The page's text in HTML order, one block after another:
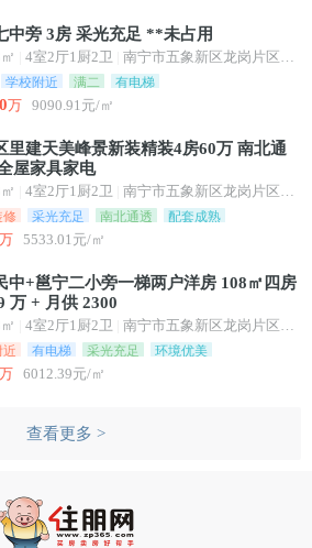
中旁 3房 采光充足 **未占用
4室2厅1厨2卫 南宁市五象新区龙岗片区龙华路68号
学校附近 满二 有电梯
万 9090.91元/㎡
建天美峰景新装精装4房60万 南北通
全屋家具家电
4室2厅1厨2卫 南宁市五象新区龙岗片区龙华路68号
修 采光充足 南北通透 配套成熟
万 5533.01元/㎡
中+邕宁二小旁一梯两户洋房 108㎡四房
万 + 月供 2300
4室2厅1厨2卫 南宁市五象新区龙岗片区龙华路68号
近 有电梯 采光充足 环境优美
万 6012.39元/㎡
查看更多 >